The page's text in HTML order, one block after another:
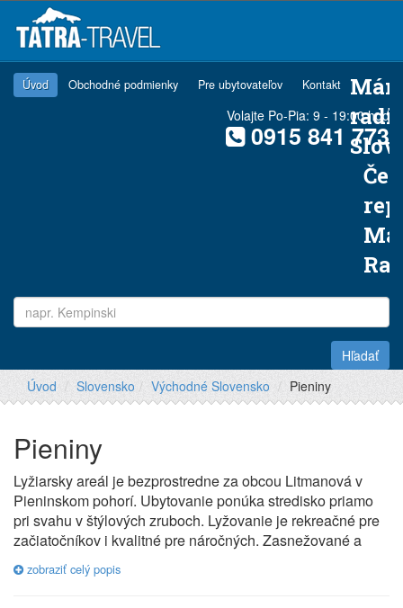
Úvod Obchodné podmienky Pre ubytovateľov Kontakt
Volajte Po-Pia: 9 - 19:00 hod
0915 841 773
radi
Hľadať
Úvod
Slovensko Východné Slovensko Pieniny
Pieniny
Lyžiarsky areál je bezprostredne za obcou Litmanová v
Pieninskom pohorí. Ubytovanie ponúka stredisko priamo
pri svahu v štýlových zruboch. Lyžovanie je rekreačné pre
začiatočníkov i kvalitné pre náročných. Zasnežované a
trvale upravované svahy majú prevýšenie 280 metrov. Tri
vleky , celková prepravná kapacita je 2000 lyžiarov / h. Na
zobraziť celý popis